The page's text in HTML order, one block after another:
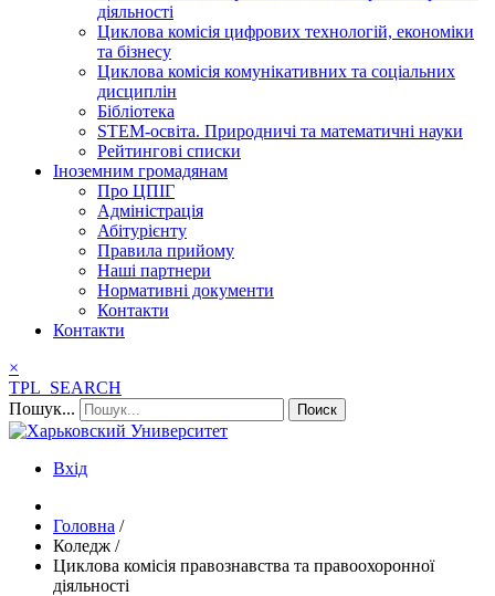
діяльності
Циклова комісія цифрових технологій, економіки
та бізнесу
Циклова комісія комунікативних та соціальних
дисциплін
Бібліотека
STEM-освіта. Природничі та математичні науки
Рейтингові списки
Іноземним громадянам
Про ЦПІГ
Адміністрація
Абітурієнту
Правила прийому
Наші партнери
Нормативні документи
Контакти
Контакти
×
TPL_SEARCH
Пошук...
Поиск
Вхід
Головна /
Коледж /
Циклова комісія правознавства та правоохоронної
діяльності